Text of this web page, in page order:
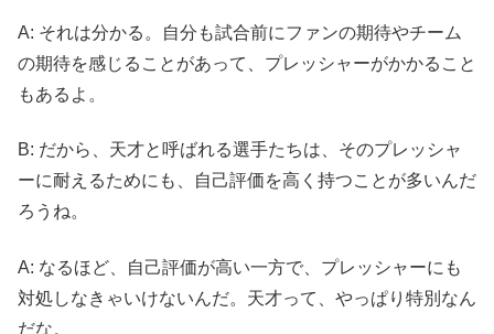
A: それは分かる。自分も試合前にファンの期待やチーム
の期待を感じることがあって、プレッシャーがかかること
もあるよ。
B: だから、天才と呼ばれる選手たちは、そのプレッシャ
ーに耐えるためにも、自己評価を高く持つことが多いんだ
ろうね。
A: なるほど、自己評価が高い一方で、プレッシャーにも
対処しなきゃいけないんだ。天才って、やっぱり特別なん
だな。